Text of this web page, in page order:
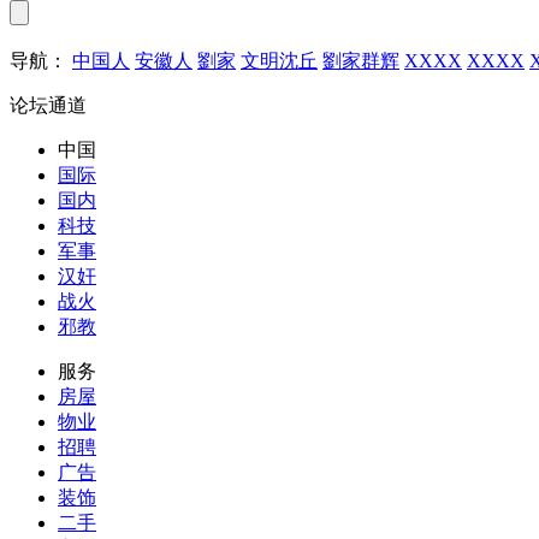
导航： 中国人 安徽人 劉家 文明沈丘 劉家群辉 XXXX XXXX
论坛通道
中国
国际
国内
科技
军事
汉奸
战火
邪教
服务
房屋
物业
招聘
广告
装饰
二手